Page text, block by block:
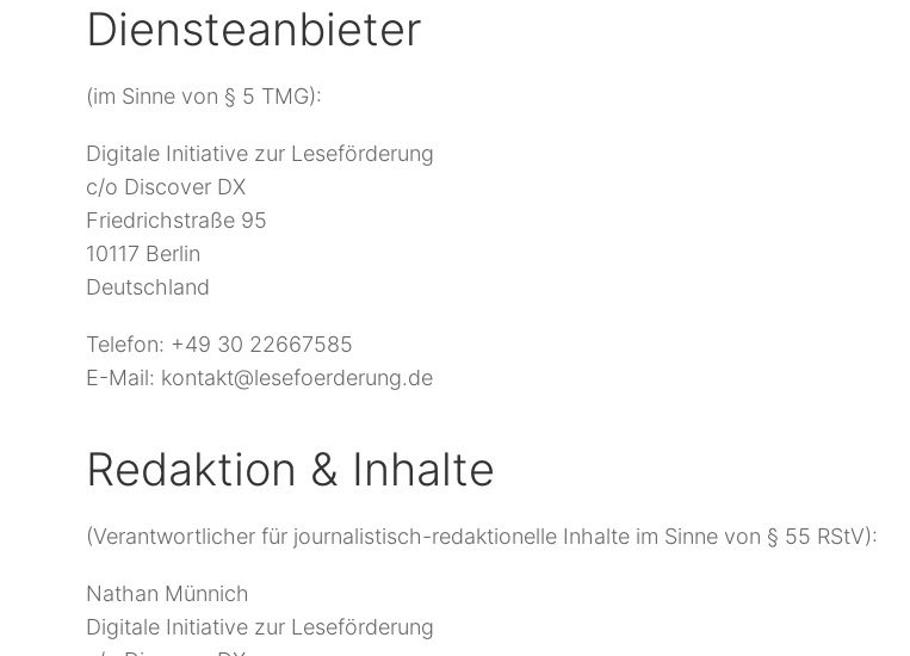
Diensteanbieter
(im Sinne von § 5 TMG):
Digitale Initiative zur Leseförderung
c/o Discover DX
Friedrichstraße 95
10117 Berlin
Deutschland
Telefon: +49 30 22667585
E-Mail: kontakt@lesefoerderung.de
Redaktion & Inhalte
(Verantwortlicher für journalistisch-redaktionelle Inhalte im Sinne von § 55 RStV):
Nathan Münnich
Digitale Initiative zur Leseförderung